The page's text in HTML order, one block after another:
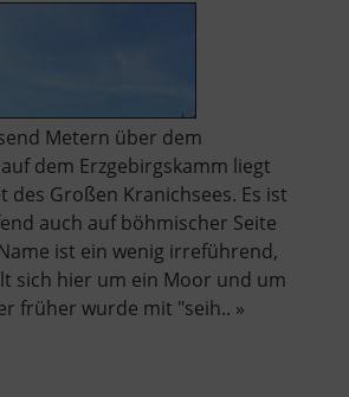
Metern über dem
dem Erzgebirgskamm liegt
des Großen Kranichsees. Es ist
auch auf böhmischer Seite
ist ein wenig irreführend,
sich hier um ein Moor und um
früher wurde mit "seih.. »